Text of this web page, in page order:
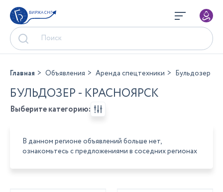
БИРЖА СНГ
Главная Объявления Аренда спецтехники Бульдозер
БУЛЬДОЗЕР - КРАСНОЯРСК
Выберите категорию:
В данном регионе объявлений больше нет,
ознакомьтесь с предложениями в соседних регионах